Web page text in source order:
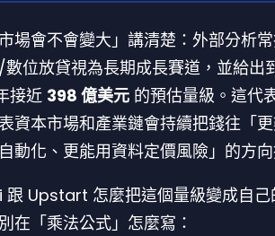
場會不會變大」講清楚：外部分析
位放貸視為長期成長賽道，並給出
接近 398 億美元 的預估量級。這代
資本市場和產業鏈會持續把錢往「
動化、更能用資料定價風險」的方
跟 Upstart 怎麼把這個量級變成自己
在「乘法公式」怎麼寫：